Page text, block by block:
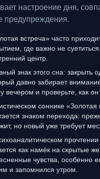
настроение дня,
предупреждения.
встреча» часто
где важно не
центр.
знак этого сна: закрыть
давно забирает
вечером и проверьте, как он
соннике «Золотая
знаком перехода:
но новый уже требует
прочтении
как намёк на скрытые
чувства, особенно
и запомнился утром.